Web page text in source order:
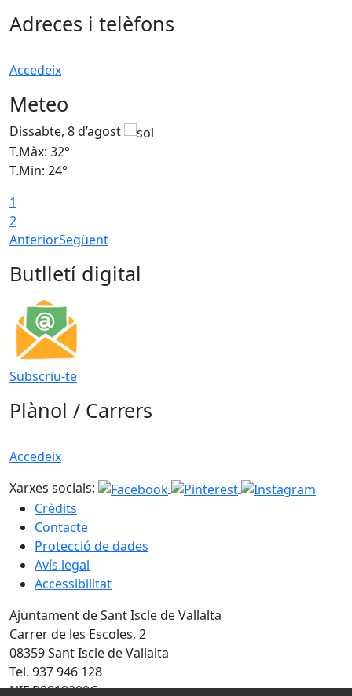
Adreces i telèfons
Accedeix
Meteo
Dissabte, 8 d’agost
T.Màx: 32°
T.Min: 24°
1
2
AnteriorSegüent
Butlletí digital
Subscriu-te
Plànol / Carrers
Accedeix
Xarxes socials:
Crèdits
Contacte
Protecció de dades
Avís legal
Accessibilitat
Ajuntament de Sant Iscle de Vallalta
Carrer de les Escoles, 2
08359 Sant Iscle de Vallalta
Tel. 937 946 128
NIF P0819200G